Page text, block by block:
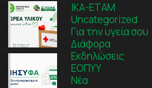
IKA-ETAM
Uncategorized
Για την υγεία σου
Διάφορα
Εκδηλώσεις
ΕΟΠΥΥ
Νέα